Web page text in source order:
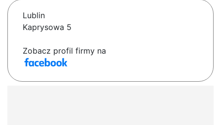
Lublin
Kaprysowa 5
Zobacz profil firmy na